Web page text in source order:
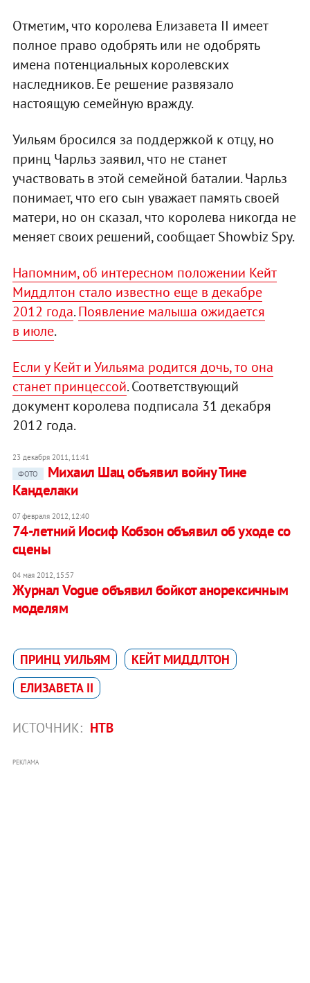
Отметим, что королева Елизавета II имеет
полное право одобрять или не одобрять
имена потенциальных королевских
наследников. Ее решение развязало
настоящую семейную вражду.
Уильям бросился за поддержкой к отцу, но
принц Чарльз заявил, что не станет
участвовать в этой семейной баталии. Чарльз
понимает, что его сын уважает память своей
матери, но он сказал, что королева никогда не
меняет своих решений, сообщает Showbiz Spy.
Напомним, об интересном положении Кейт
Миддлтон стало известно еще в декабре
2012 года.Появление малыша ожидается
в июле.
Если у Кейт и Уильяма родится дочь, то она
станет принцессой. Соответствующий
документ королева подписала 31 декабря
2012 года.
23 декабря 2011, 11:41
ФОТО
Михаил Шац объявил войну Тине
Канделаки
07 февраля 2012, 12:40
74-летний Иосиф Кобзон объявил об уходе со
сцены
04 мая 2012, 15:57
Журнал Vogue объявил бойкот анорексичным
моделям
ПРИНЦ УИЛЬЯМ
КЕЙТ МИДДЛТОН
ЕЛИЗАВЕТА II
ИСТОЧНИК: НТВ
РЕКЛАМА